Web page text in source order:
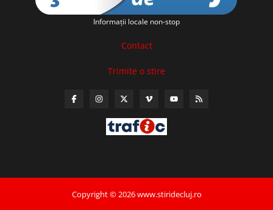
Informaţii locale non-stop
Contact
Trimite o stire
Copyright © 2026 www.stiridecluj.ro